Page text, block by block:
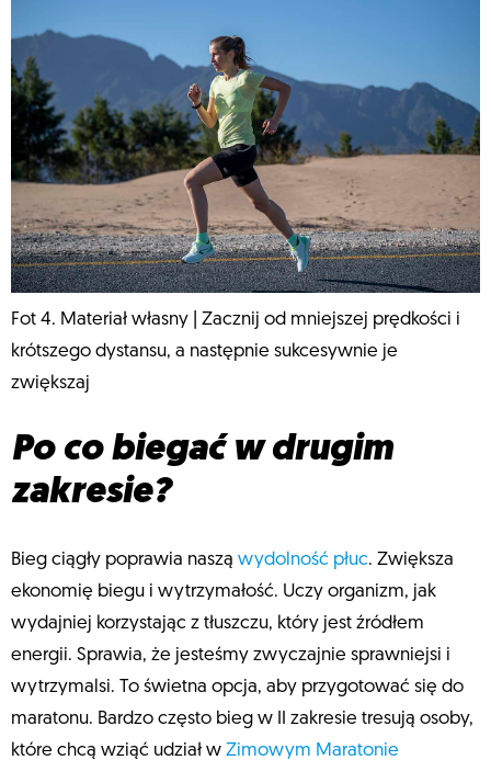
Fot 4. Materiał własny | Zacznij od mniejszej prędkości i
krótszego dystansu, a następnie sukcesywnie je
zwiększaj
Po co biegać w drugim
zakresie?
Bieg ciągły poprawia naszą wydolność płuc. Zwiększa
ekonomię biegu i wytrzymałość. Uczy organizm, jak
wydajniej korzystając z tłuszczu, który jest źródłem
energii. Sprawia, że jesteśmy zwyczajnie sprawniejsi i
wytrzymalsi. To świetna opcja, aby przygotować się do
maratonu. Bardzo często bieg w II zakresie tresują osoby,
które chcą wziąć udział w Zimowym Maratonie